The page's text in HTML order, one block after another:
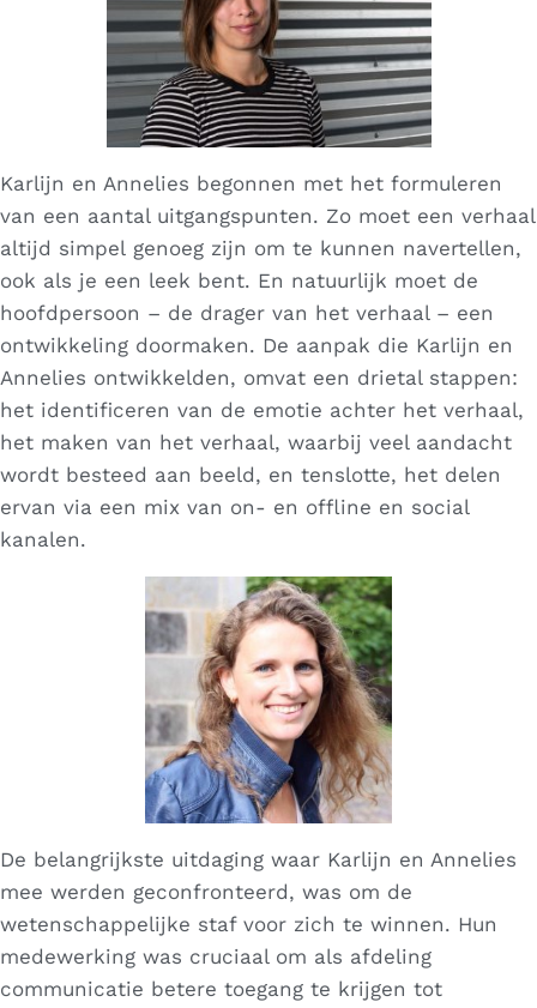
Karlijn en Annelies begonnen met het formuleren
van een aantal uitgangspunten. Zo moet een verhaal
altijd simpel genoeg zijn om te kunnen navertellen,
ook als je een leek bent. En natuurlijk moet de
hoofdpersoon – de drager van het verhaal – een
ontwikkeling doormaken. De aanpak die Karlijn en
Annelies ontwikkelden, omvat een drietal stappen:
het identificeren van de emotie achter het verhaal,
het maken van het verhaal, waarbij veel aandacht
wordt besteed aan beeld, en tenslotte, het delen
ervan via een mix van on- en offline en social
kanalen.
De belangrijkste uitdaging waar Karlijn en Annelies
mee werden geconfronteerd, was om de
wetenschappelijke staf voor zich te winnen. Hun
medewerking was cruciaal om als afdeling
communicatie betere toegang te krijgen tot